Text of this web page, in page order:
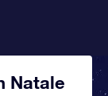
Natale